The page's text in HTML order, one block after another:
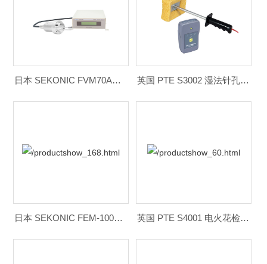
日本 SEKONIC FVM70A在线粘度计 英国 PTE S3002 湿法针孔检测仪
日本 SEKONIC FEM-1000V在线粘度计 英国 PTE S4001 电火花检测仪